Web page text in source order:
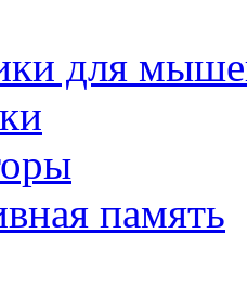
для
память